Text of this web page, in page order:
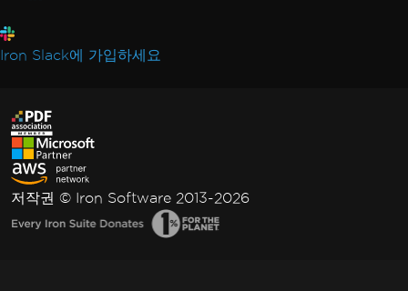
Iron Slack에 가입하세요
저작권 © Iron Software 2013-2026